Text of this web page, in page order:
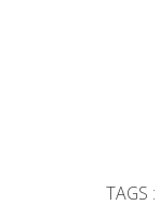
TAGS :